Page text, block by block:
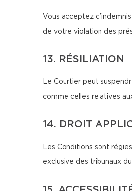
Vous acceptez
de votre violation des
13. RÉSILIATION
Le Courtier peut
comme celles relatives
14. DROIT
Les Conditions sont
exclusive des tribunaux